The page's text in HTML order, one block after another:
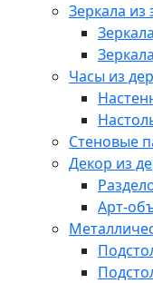
Зеркала
Часы из
Стеновые
Декор из
Арт-